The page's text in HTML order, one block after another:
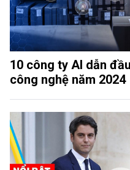
10 công ty AI dẫn
công nghệ năm 2024